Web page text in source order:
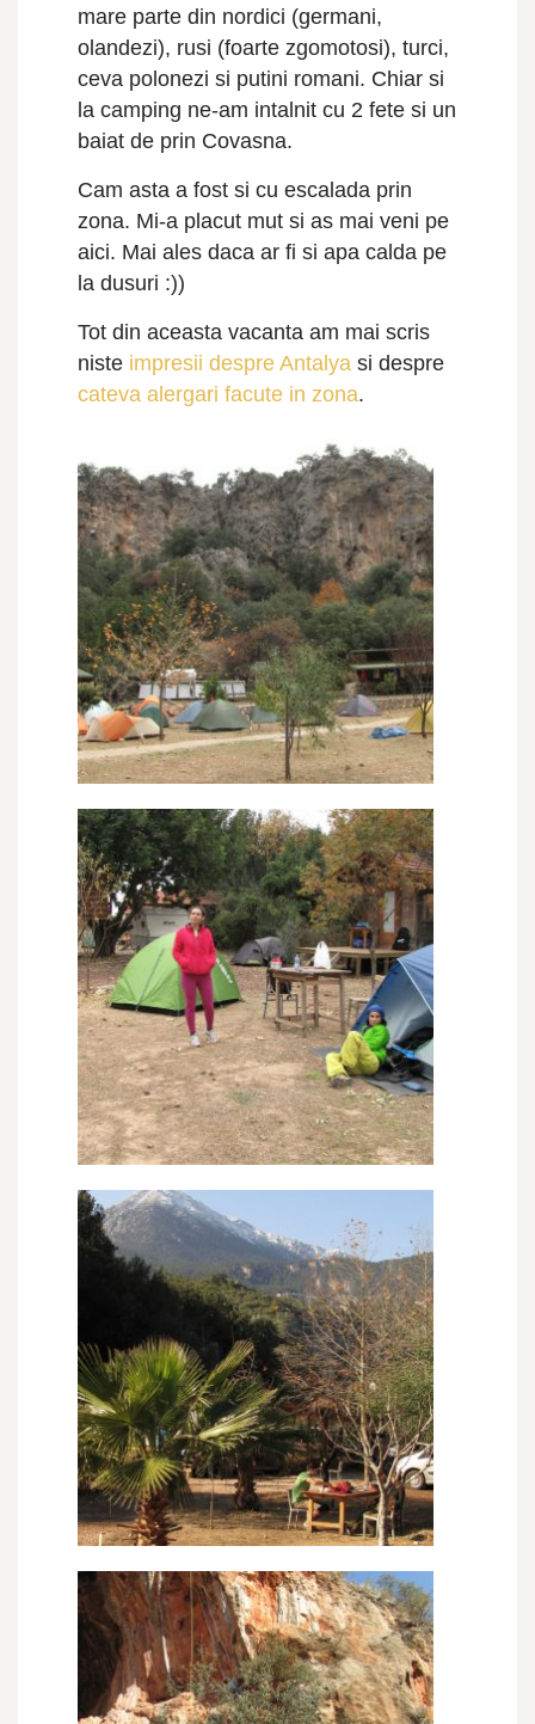
mare parte din nordici (germani,
olandezi), rusi (foarte zgomotosi), turci,
ceva polonezi si putini romani. Chiar si
la camping ne-am intalnit cu 2 fete si un
baiat de prin Covasna.
Cam asta a fost si cu escalada prin
zona. Mi-a placut mut si as mai veni pe
aici. Mai ales daca ar fi si apa calda pe
la dusuri :))
Tot din aceasta vacanta am mai scris
niste impresii despre Antalya si despre
cateva alergari facute in zona.